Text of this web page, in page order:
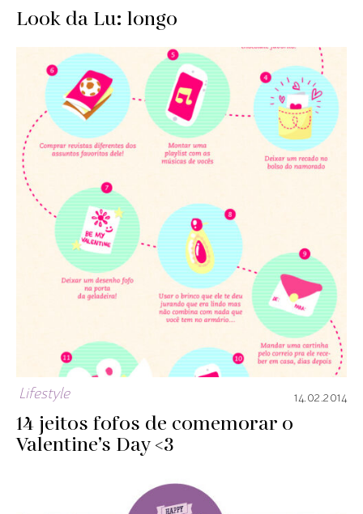
Look da Lu: longo
Lifestyle 14.02.2014
14 jeitos fofos de comemorar o
Valentine’s Day <3